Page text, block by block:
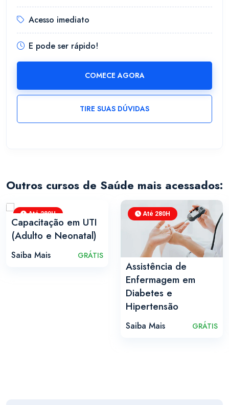
Acesso imediato
E pode ser rápido!
COMECE AGORA
TIRE SUAS DÚVIDAS
Outros cursos de Saúde mais acessados:
Até 280H
Capacitação em UTI
(Adulto e Neonatal)
Saiba Mais GRÁTIS
Até 280H
Assistência de
Enfermagem em
Diabetes e
Hipertensão
Saiba Mais GRÁTIS